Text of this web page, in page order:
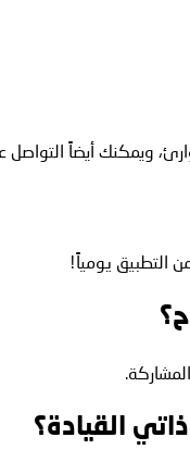
التطبيق يومياً!
القيادة؟